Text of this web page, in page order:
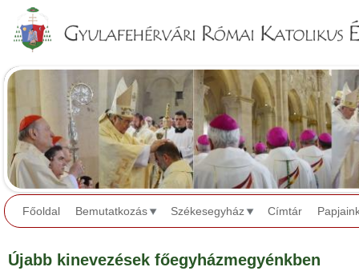
Főoldal Bemutatkozás Székesegyház Címtár
Újabb kinevezések főegyházmegyénkben